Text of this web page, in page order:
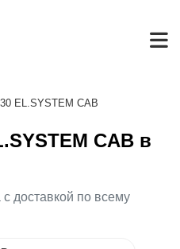
EL.SYSTEM CAB
CAB в
доставкой по всему